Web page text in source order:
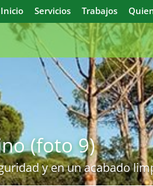
Inicio Servicios Trabajos
(foto 9)
y en un acabado